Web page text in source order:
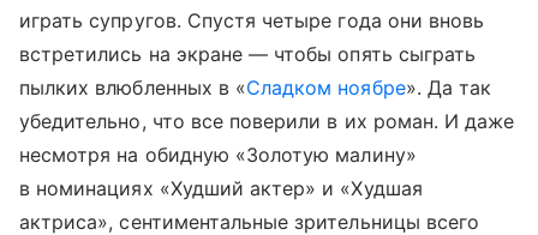
играть супругов. Спустя четыре года они вновь
встретились на экране — чтобы опять сыграть
пылких влюбленных в «Сладком ноябре». Да так
убедительно, что все поверили в их роман. И даже
несмотря на обидную «Золотую малину»
в номинациях «Худший актер» и «Худшая
актриса», сентиментальные зрительницы всего